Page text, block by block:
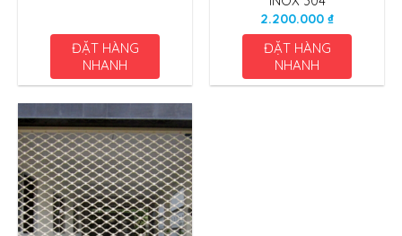
ĐẶT HÀNG
NHANH
2.200.000 ₫
ĐẶT HÀNG
NHANH